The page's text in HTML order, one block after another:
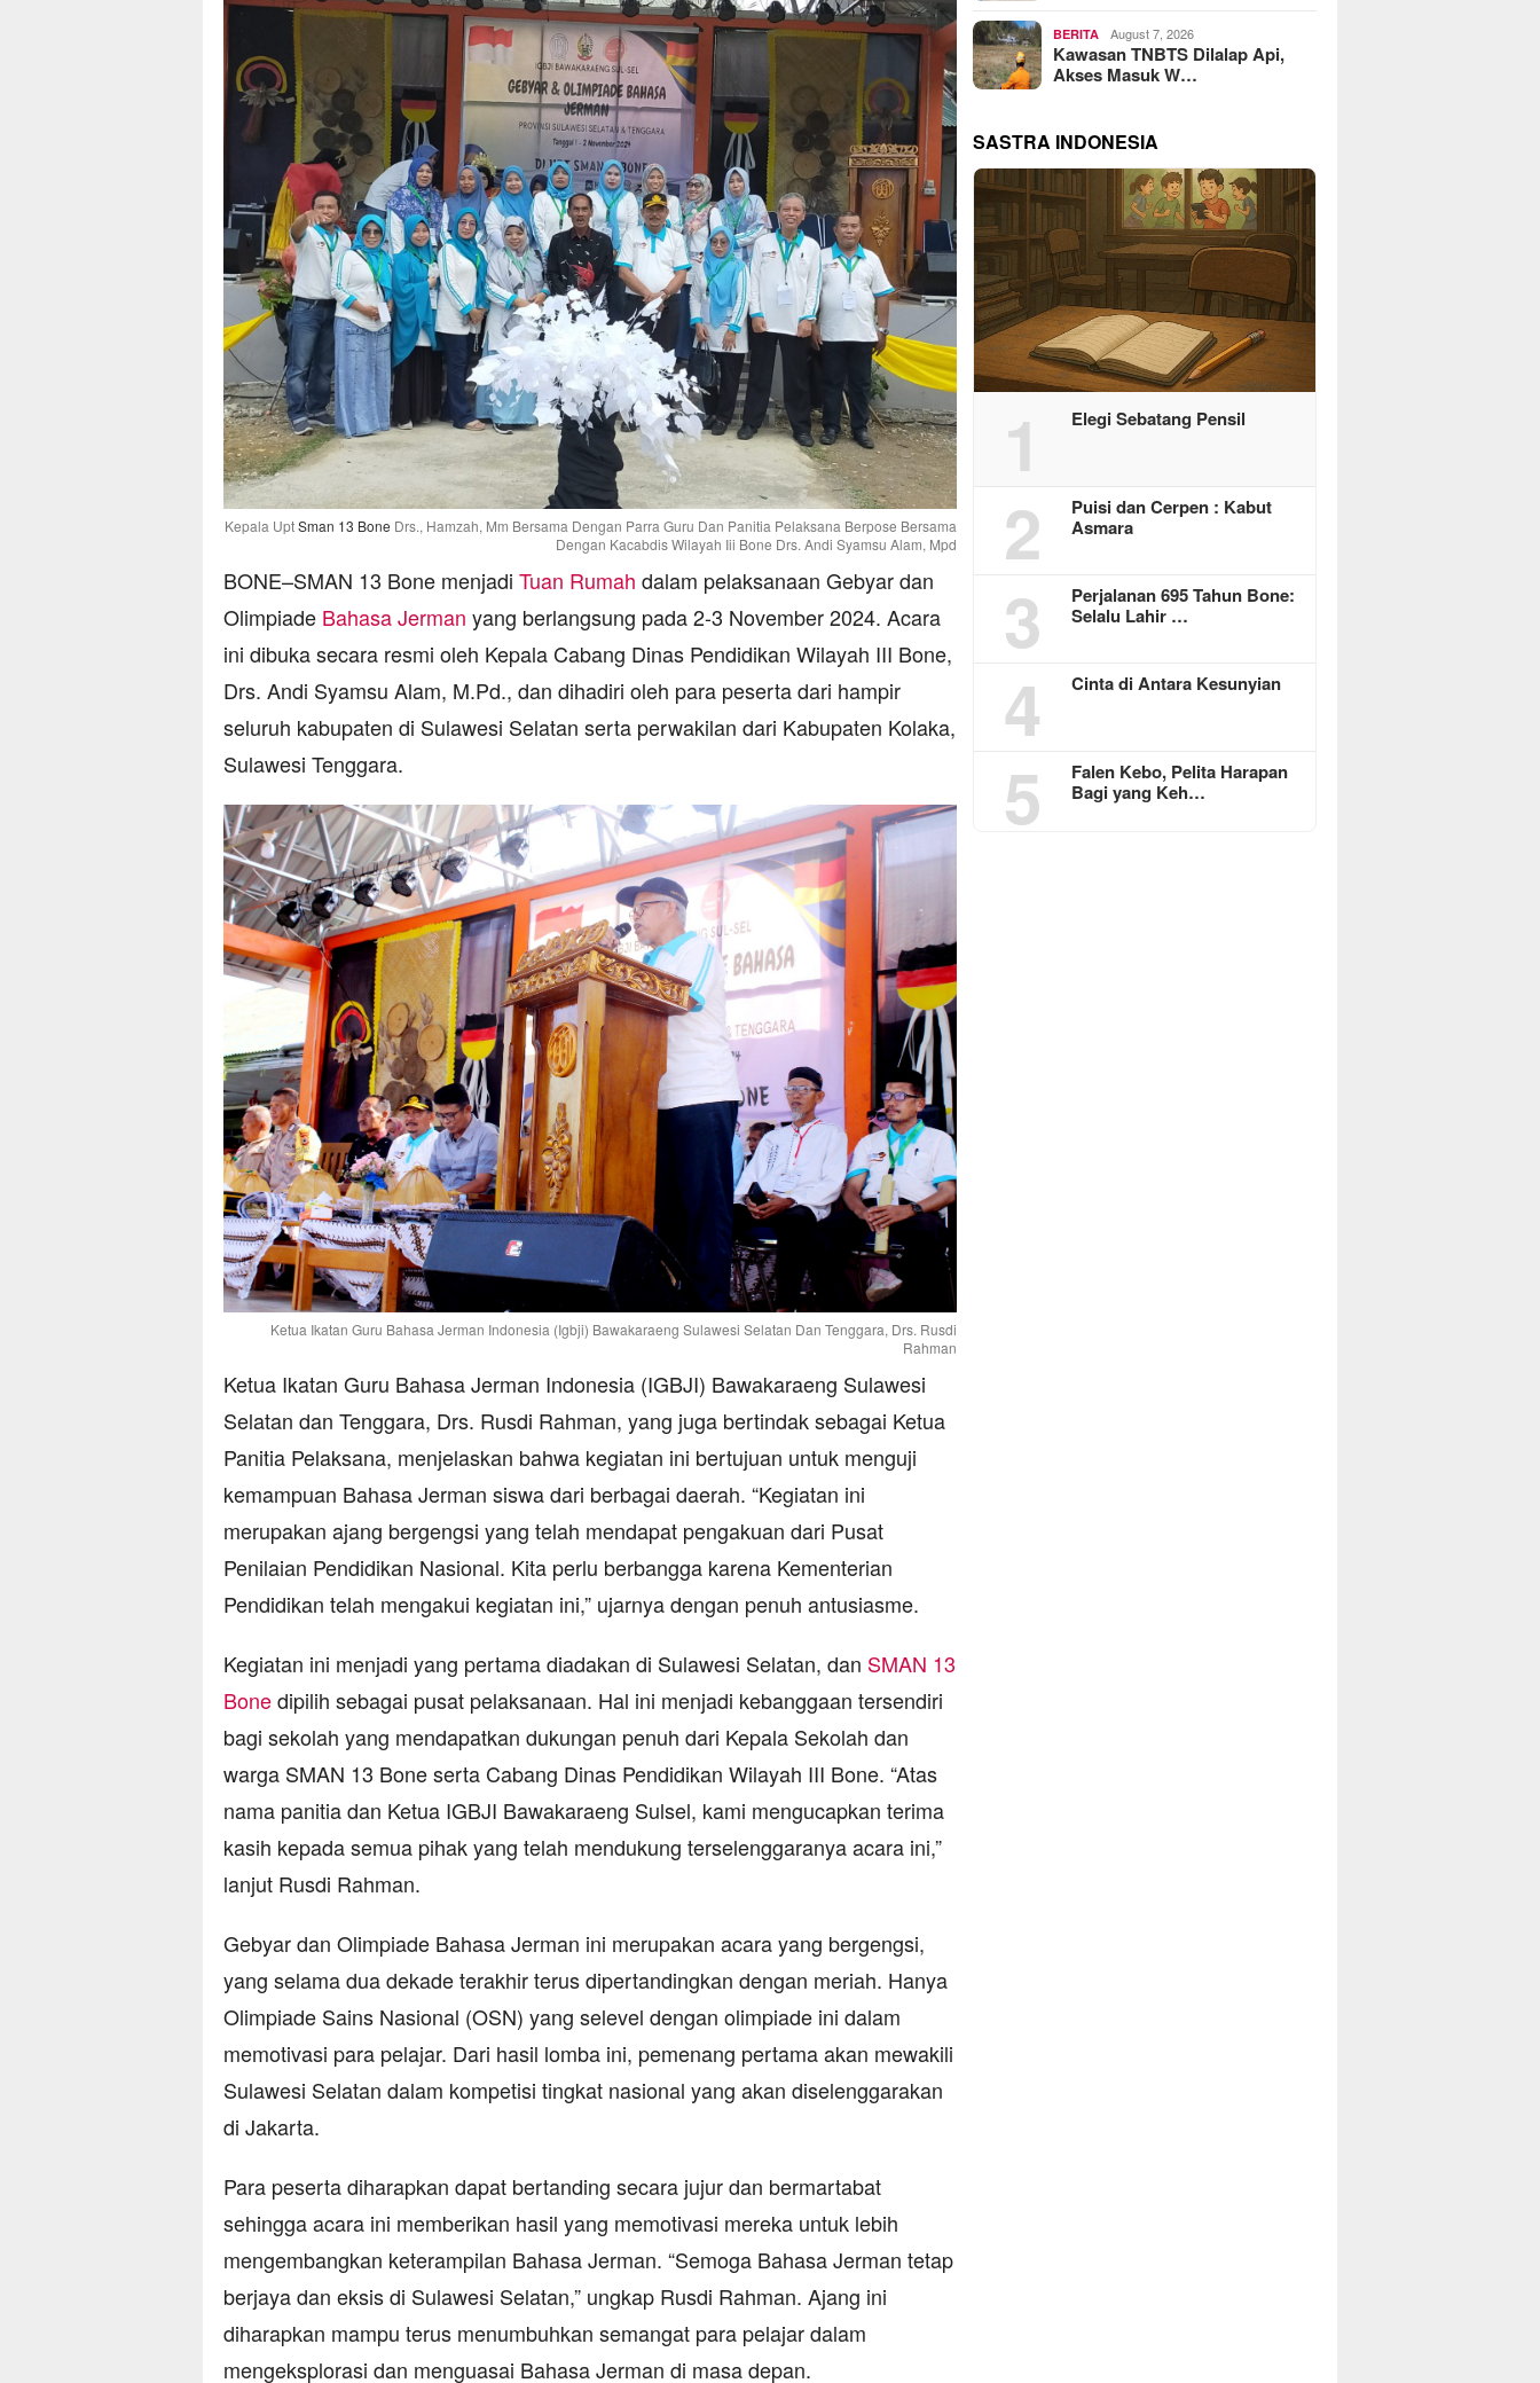
Kepala UptSman 13 Bone Drs., Hamzah, Mm Bersama Dengan Parra Guru Dan Panitia Pelaksana Berpose Bersama
Dengan Kacabdis Wilayah Iii Bone Drs. Andi Syamsu Alam, Mpd
BONE–SMAN 13 Bone menjadi Tuan Rumah dalam pelaksanaan Gebyar dan
Olimpiade Bahasa Jerman yang berlangsung pada 2-3 November 2024. Acara
ini dibuka secara resmi oleh Kepala Cabang Dinas Pendidikan Wilayah III Bone,
Drs. Andi Syamsu Alam, M.Pd., dan dihadiri oleh para peserta dari hampir
seluruh kabupaten di Sulawesi Selatan serta perwakilan dari Kabupaten Kolaka,
Sulawesi Tenggara.
Ketua Ikatan Guru Bahasa Jerman Indonesia (Igbji) Bawakaraeng Sulawesi Selatan Dan Tenggara, Drs. Rusdi
Rahman
Ketua Ikatan Guru Bahasa Jerman Indonesia (IGBJI) Bawakaraeng Sulawesi
Selatan dan Tenggara, Drs. Rusdi Rahman, yang juga bertindak sebagai Ketua
Panitia Pelaksana, menjelaskan bahwa kegiatan ini bertujuan untuk menguji
kemampuan Bahasa Jerman siswa dari berbagai daerah. “Kegiatan ini
merupakan ajang bergengsi yang telah mendapat pengakuan dari Pusat
Penilaian Pendidikan Nasional. Kita perlu berbangga karena Kementerian
Pendidikan telah mengakui kegiatan ini,” ujarnya dengan penuh antusiasme.
Kegiatan ini menjadi yang pertama diadakan di Sulawesi Selatan, dan SMAN 13
Bonedipilih sebagai pusat pelaksanaan. Hal ini menjadi kebanggaan tersendiri
bagi sekolah yang mendapatkan dukungan penuh dari Kepala Sekolah dan
warga SMAN 13 Bone serta Cabang Dinas Pendidikan Wilayah III Bone. “Atas
nama panitia dan Ketua IGBJI Bawakaraeng Sulsel, kami mengucapkan terima
kasih kepada semua pihak yang telah mendukung terselenggaranya acara ini,”
lanjut Rusdi Rahman.
Gebyar dan Olimpiade Bahasa Jerman ini merupakan acara yang bergengsi,
yang selama dua dekade terakhir terus dipertandingkan dengan meriah. Hanya
Olimpiade Sains Nasional (OSN) yang selevel dengan olimpiade ini dalam
memotivasi para pelajar. Dari hasil lomba ini, pemenang pertama akan mewakili
Sulawesi Selatan dalam kompetisi tingkat nasional yang akan diselenggarakan
di Jakarta.
Para peserta diharapkan dapat bertanding secara jujur dan bermartabat
sehingga acara ini memberikan hasil yang memotivasi mereka untuk lebih
mengembangkan keterampilan Bahasa Jerman. “Semoga Bahasa Jerman tetap
berjaya dan eksis di Sulawesi Selatan,” ungkap Rusdi Rahman. Ajang ini
diharapkan mampu terus menumbuhkan semangat para pelajar dalam
mengeksplorasi dan menguasai Bahasa Jerman di masa depan.
BERITA August 7, 2026
Kawasan TNBTS Dilalap Api,
Akses Masuk W…
SASTRA INDONESIA
1 Elegi Sebatang Pensil
2
Puisi dan Cerpen : Kabut
Asmara
3
Perjalanan 695 Tahun Bone:
Selalu Lahir …
4 Cinta di Antara Kesunyian
5
Falen Kebo, Pelita Harapan
Bagi yang Keh…